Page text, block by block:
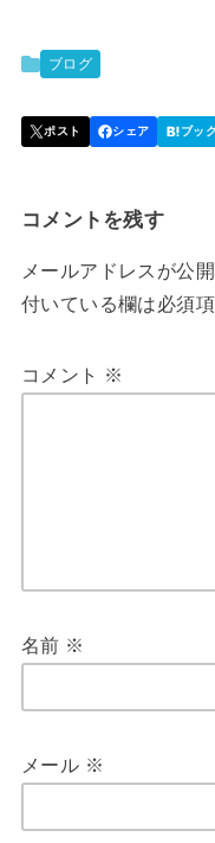
ブログ
コメントを残す
メールアドレスが公
付いている欄は必須
コメント ※
名前 ※
メール ※